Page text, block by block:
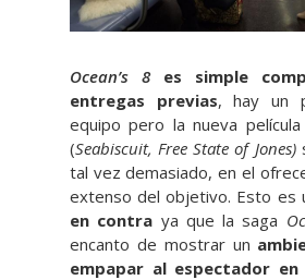
Ocean’s 8
es simple
entregas previas, hay un
equipo pero la nueva
(Seabiscuit, Free State of Jones)
tal vez demasiado, en el
extenso del objetivo. Esto es
en contra ya que la saga
encanto de mostrar un
empapar al espectador en